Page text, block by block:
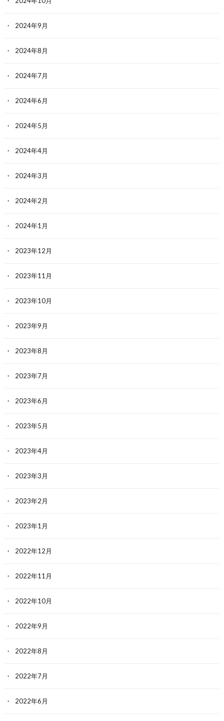
2024年9月
2024年8月
2024年7月
2024年6月
2024年5月
2024年4月
2024年3月
2024年2月
2024年1月
2023年12月
2023年11月
2023年10月
2023年9月
2023年8月
2023年7月
2023年6月
2023年5月
2023年4月
2023年3月
2023年2月
2023年1月
2022年12月
2022年11月
2022年10月
2022年9月
2022年8月
2022年7月
2022年6月